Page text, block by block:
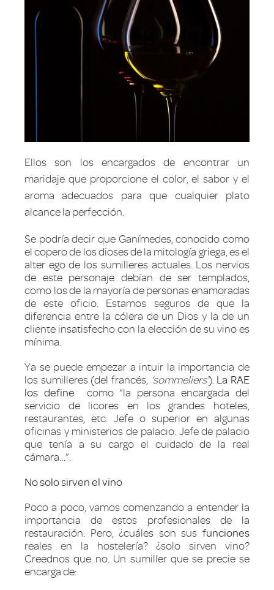
Ellos son los encargados de encontrar un
maridaje que proporcione el color, el sabor y el
aroma adecuados para que cualquier plato
alcance la perfección.
Se podría decir que Ganímedes, conocido como
el copero de los dioses de la mitología griega, es el
alter ego de los sumilleres actuales. Los nervios
de este personaje debían de ser templados,
como los de la mayoría de personas enamoradas
de este oficio. Estamos seguros de que la
diferencia entre la cólera de un Dios y la de un
cliente insatisfecho con la elección de su vino es
mínima.
Ya se puede empezar a intuir la importancia de
los sumilleres (del francés, ‘sommeliers’). La RAE
los define como “la persona encargada del
servicio de licores en los grandes hoteles,
restaurantes, etc. Jefe o superior en algunas
oficinas y ministerios de palacio. Jefe de palacio
que tenía a su cargo el cuidado de la real
cámara…”.
No solo sirven el vino
Poco a poco, vamos comenzando a entender la
importancia de estos profesionales de la
restauración. Pero, ¿cuáles son sus funciones
reales en la hostelería? ¿solo sirven vino?
Creednos que no. Un sumiller que se precie se
encarga de: